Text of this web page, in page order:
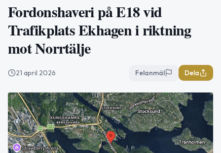
Fordonshaveri på E18 vid
Trafikplats Ekhagen i riktning
mot Norrtälje
21 april 2026 Felanmäl Dela